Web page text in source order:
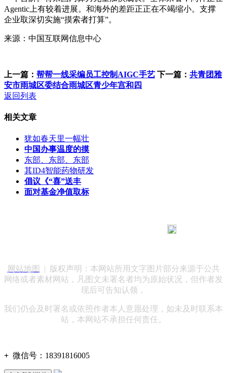
Agentic上有较着进展。和海外的差距正正在不竭缩小。支撑
企业取深切实施“摸索者打算”。
来源：中国互联网信息中心
上一篇： 帮帮一线采编员工控制AIGC手艺 下一篇： 共青团雅
安市雨城区委结合雨城区青少年宫和四
返回列表
相关文章
犹如春天里一幅壮
中国办事温度的摸
东部、东部、东部
其ID4智能药物研发
倡议《“喜”送丰
面对基金净值取标
网站地图
| 版权声明：本网站所用文字图片部分来源于公共
网络或者素材网站，凡图文未署名者均为原始状况，但作者发
现后可告知认领，
我们仍会及时署名或依照作者本人意愿处理，如未及时联系本
站，本网站不承担任何责任。
+ 微信号： 18391816005